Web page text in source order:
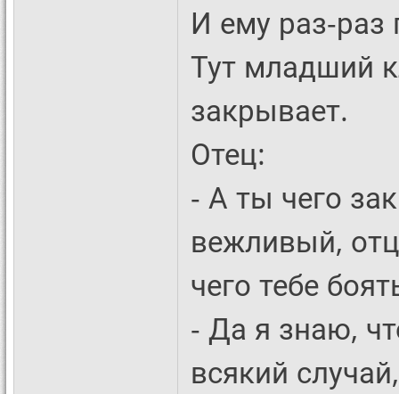
И ему раз-
Тут младший
закрывает.
Отец:
- А ты чего
вежливый,
чего тебе
- Да я знаю,
всякий